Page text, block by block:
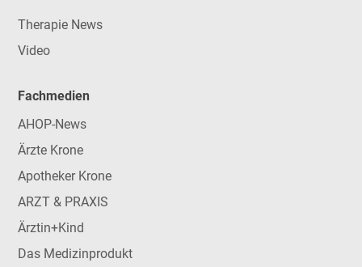
Therapie News
Video
Fachmedien
AHOP-News
Ärzte Krone
Apotheker Krone
ARZT & PRAXIS
Ärztin+Kind
Das Medizinprodukt